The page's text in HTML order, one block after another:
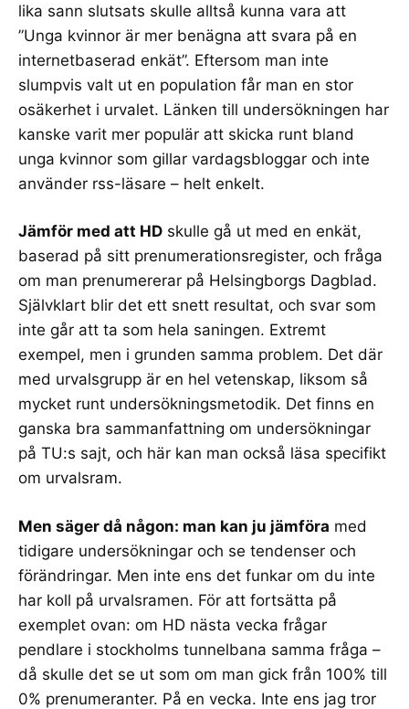
lika sann slutsats skulle alltså kunna vara att
”Unga kvinnor är mer benägna att svara på en
internetbaserad enkät”. Eftersom man inte
slumpvis valt ut en population får man en stor
osäkerhet i urvalet. Länken till undersökningen har
kanske varit mer populär att skicka runt bland
unga kvinnor som gillar vardagsbloggar och inte
använder rss-läsare – helt enkelt.
Jämför med att HD skulle gå ut med en enkät,
baserad på sitt prenumerationsregister, och fråga
om man prenumererar på Helsingborgs Dagblad.
Självklart blir det ett snett resultat, och svar som
inte går att ta som hela saningen. Extremt
exempel, men i grunden samma problem. Det där
med urvalsgrupp är en hel vetenskap, liksom så
mycket runt undersökningsmetodik. Det finns en
ganska bra sammanfattning om undersökningar
på TU:s sajt, och här kan man också läsa specifikt
om urvalsram.
Men säger då någon: man kan ju jämföra med
tidigare undersökningar och se tendenser och
förändringar. Men inte ens det funkar om du inte
har koll på urvalsramen. För att fortsätta på
exemplet ovan: om HD nästa vecka frågar
pendlare i stockholms tunnelbana samma fråga –
då skulle det se ut som om man gick från 100% till
0% prenumeranter. På en vecka. Inte ens jag tror